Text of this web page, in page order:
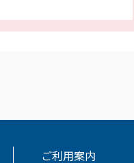
ご利用案内